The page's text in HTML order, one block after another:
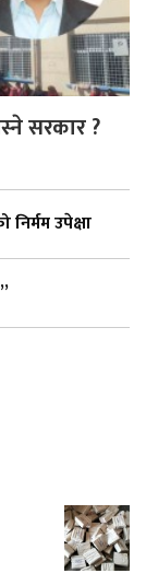
सरकार ?
निर्मम उपेक्षा